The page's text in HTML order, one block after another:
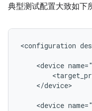
典型测试配置大致如下
<configuration
<device
</device>
<device